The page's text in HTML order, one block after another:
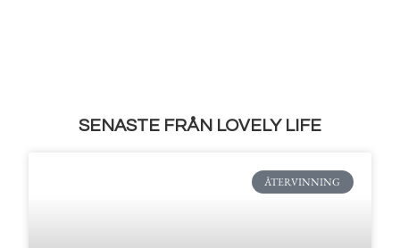
SENASTE FRÅN LOVELY LIFE
ÅTERVINNING